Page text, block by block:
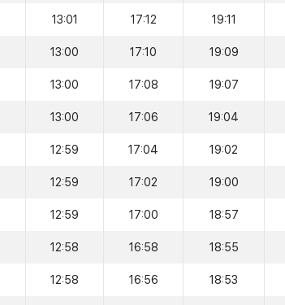
13:01 17:12 19:11
13:00 17:10 19:09
13:00 17:08 19:07
13:00 17:06 19:04
12:59 17:04 19:02
12:59 17:02 19:00
12:59 17:00 18:57
12:58 16:58 18:55
12:58 16:56 18:53